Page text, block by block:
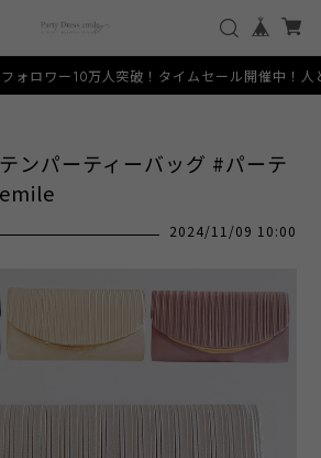
ワー10万人突破！タイムセール開催中！人と被
ンパーティーバッグ #パーテ
2024/11/09 10:00